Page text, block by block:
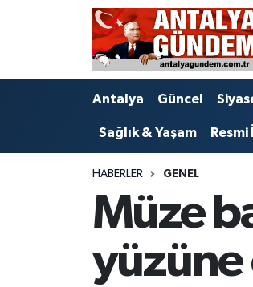
Antalya Güncel
Sağlık & Yaşam Resmi
HABERLER GENEL
Müze
yüzüne
Antalya
Bilim & Teknoloji
Ekonomi
Antalya Nöbetçi Eczaneler
Antalya Hava Durumu
Antalya Namaz Vakitleri
Süper Lig Puan Durumu ve
Tüm Manşetler